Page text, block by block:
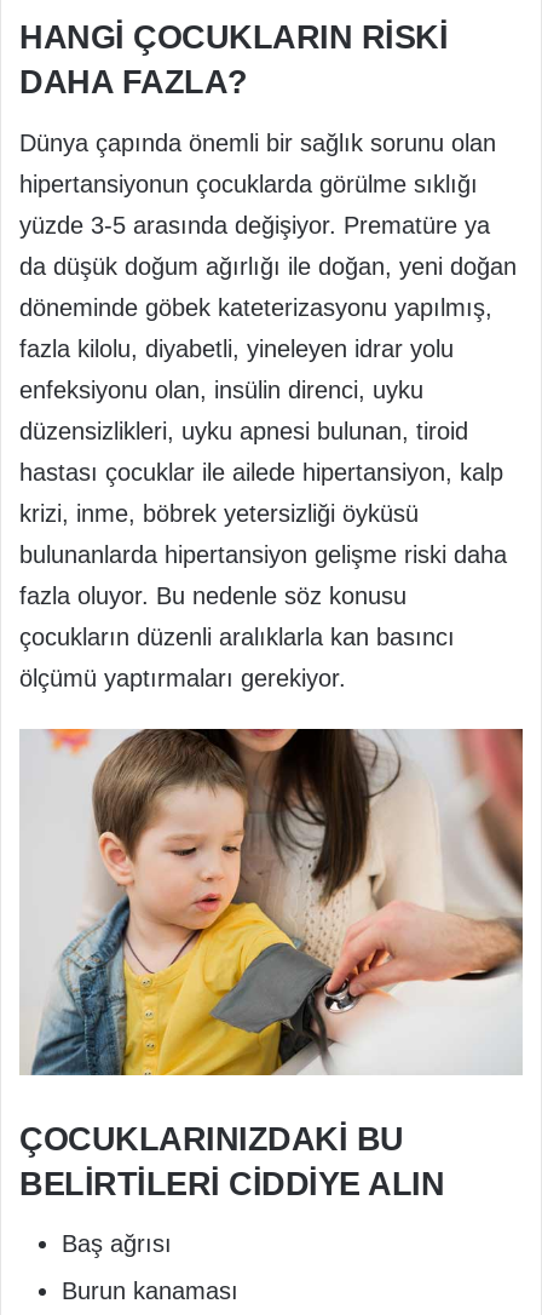
HANGİ ÇOCUKLARIN RİSKİ
DAHA FAZLA?
Dünya çapında önemli bir sağlık sorunu olan
hipertansiyonun çocuklarda görülme sıklığı
yüzde 3-5 arasında değişiyor. Prematüre ya
da düşük doğum ağırlığı ile doğan, yeni doğan
döneminde göbek kateterizasyonu yapılmış,
fazla kilolu, diyabetli, yineleyen idrar yolu
enfeksiyonu olan, insülin direnci, uyku
düzensizlikleri, uyku apnesi bulunan, tiroid
hastası çocuklar ile ailede hipertansiyon, kalp
krizi, inme, böbrek yetersizliği öyküsü
bulunanlarda hipertansiyon gelişme riski daha
fazla oluyor. Bu nedenle söz konusu
çocukların düzenli aralıklarla kan basıncı
ölçümü yaptırmaları gerekiyor.
ÇOCUKLARINIZDAKİ BU
BELİRTİLERİ CİDDİYE ALIN
Baş ağrısı
Burun kanaması